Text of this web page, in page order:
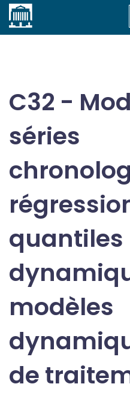
Accueil
C32 -
séries
quantiles
modèles
de